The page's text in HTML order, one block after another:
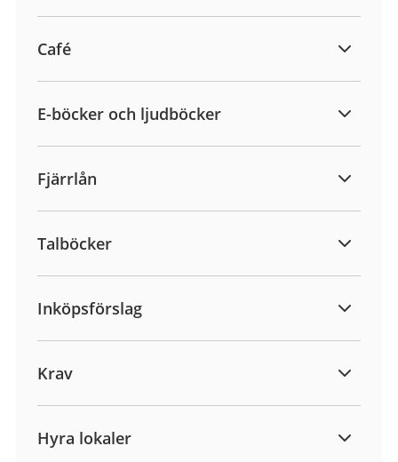
Café
E-böcker och ljudböcker
Fjärrlån
Talböcker
Inköpsförslag
Krav
Hyra lokaler